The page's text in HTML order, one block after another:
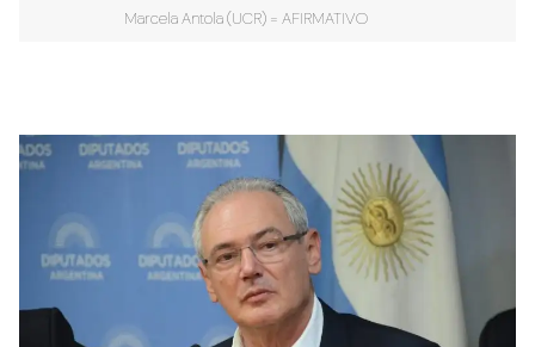
Marcela Antola (UCR) = AFIRMATIVO